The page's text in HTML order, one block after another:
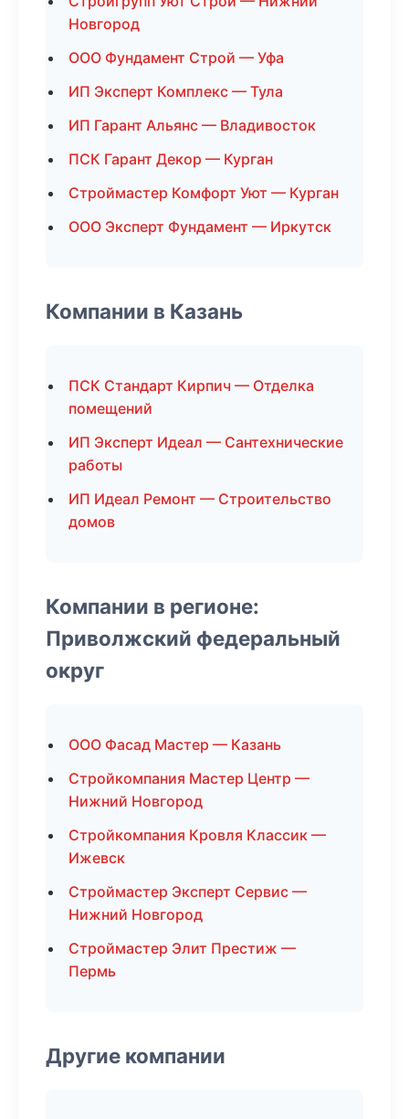
Новгород
ООО Фундамент Строй — Уфа
ИП Эксперт Комплекс — Тула
ИП Гарант Альянс — Владивосток
ПСК Гарант Декор — Курган
Строймастер Комфорт Уют — Курган
ООО Эксперт Фундамент — Иркутск
Компании в Казань
ПСК Стандарт Кирпич — Отделка
помещений
ИП Эксперт Идеал — Сантехнические
работы
ИП Идеал Ремонт — Строительство
домов
Компании в регионе:
Приволжский федеральный
округ
ООО Фасад Мастер — Казань
Стройкомпания Мастер Центр —
Нижний Новгород
Стройкомпания Кровля Классик —
Ижевск
Строймастер Эксперт Сервис —
Нижний Новгород
Строймастер Элит Престиж —
Пермь
Другие компании